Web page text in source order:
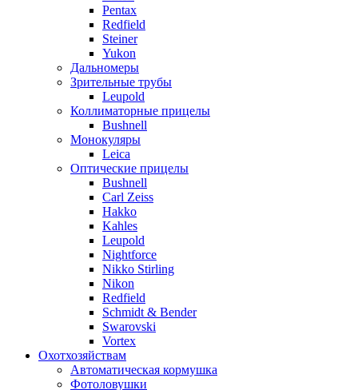
Pentax
Redfield
Steiner
Yukon
Дальномеры
Зрительные трубы
Leupold
Коллиматорные прицелы
Bushnell
Монокуляры
Leica
Оптические прицелы
Bushnell
Carl Zeiss
Hakko
Kahles
Leupold
Nightforce
Nikko Stirling
Nikon
Redfield
Schmidt & Bender
Swarovski
Vortex
Охотхозяйствам
Автоматическая кормушка
Фотоловушки